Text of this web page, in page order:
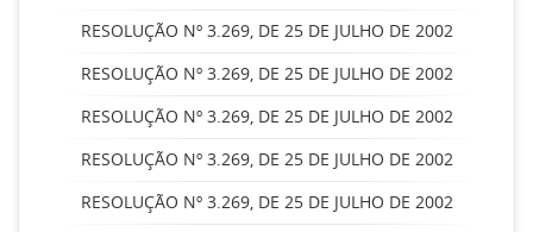
RESOLUÇÃO Nº 3.269, DE 25 DE JULHO DE 2002
RESOLUÇÃO Nº 3.269, DE 25 DE JULHO DE 2002
RESOLUÇÃO Nº 3.269, DE 25 DE JULHO DE 2002
RESOLUÇÃO Nº 3.269, DE 25 DE JULHO DE 2002
RESOLUÇÃO Nº 3.269, DE 25 DE JULHO DE 2002